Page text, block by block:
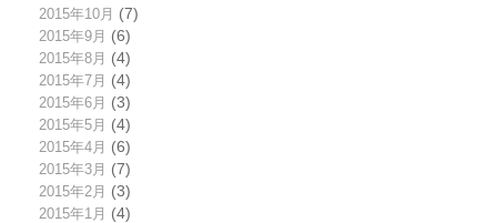
2015年10月 (7)
2015年9月 (6)
2015年8月 (4)
2015年7月 (4)
2015年6月 (3)
2015年5月 (4)
2015年4月 (6)
2015年3月 (7)
2015年2月 (3)
2015年1月 (4)